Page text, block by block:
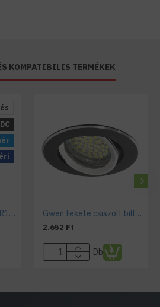
KOMPATIBILIS TERMÉKEK
LED lámpa , 12V DC , MR16 , G5.3 foglalat , 5 Watt , hideg fehér Gwen fekete csiszolt billenő spotkeret, kör alakú
2.652 Ft
Db